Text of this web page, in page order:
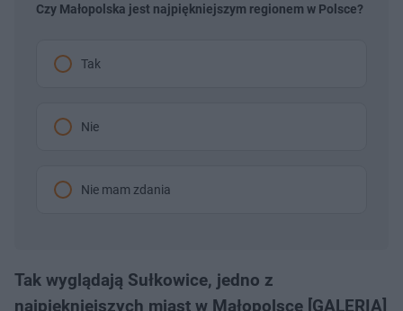
Czy Małopolska jest najpiękniejszym regionem w Polsce?
Tak
Nie
Nie mam zdania
Tak wyglądają Sułkowice, jedno z
najpiękniejszych miast w Małopolsce [GALERIA]